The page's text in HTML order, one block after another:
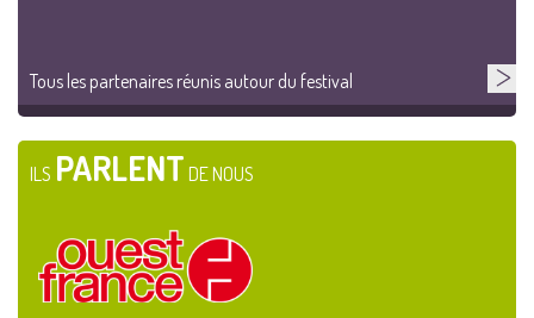
Tous les partenaires réunis autour du festival
ILS PARLENT DE NOUS